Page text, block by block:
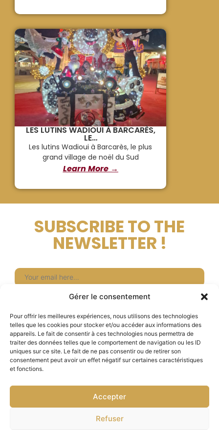
Gérer le consentement
Pour offrir les meilleures expériences, nous utilisons des technologies
telles que les cookies pour stocker et/ou accéder aux informations des
appareils. Le fait de consentir à ces technologies nous permettra de
traiter des données telles que le comportement de navigation ou les ID
uniques sur ce site. Le fait de ne pas consentir ou de retirer son
consentement peut avoir un effet négatif sur certaines caractéristiques
et fonctions.
Accepter
Refuser
LES LUTINS WADIOUI À BARCARÈS,
LE…
Les lutins Wadioui à Barcarès, le plus
grand village de noël du Sud
Learn More →
SUBSCRIBE TO THE
NEWSLETTER !
CONTACT